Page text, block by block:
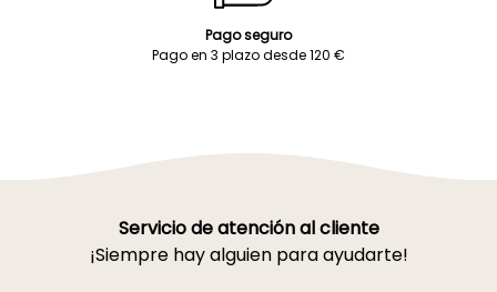
Pago seguro
Pago en 3 plazo desde 120 €
Servicio de atención al cliente
¡Siempre hay alguien para ayudarte!